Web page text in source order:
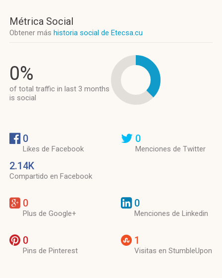
Métrica Social
Obtener más historia social de Etecsa.cu
0%
of total traffic in last 3 months
is social
0
Likes de Facebook
2.14K
Compartido en Facebook
0
Menciones de Twitter
0
Plus de Google+
0
Menciones de Linkedin
0
Pins de Pinterest
1
Visitas en StumbleUpon